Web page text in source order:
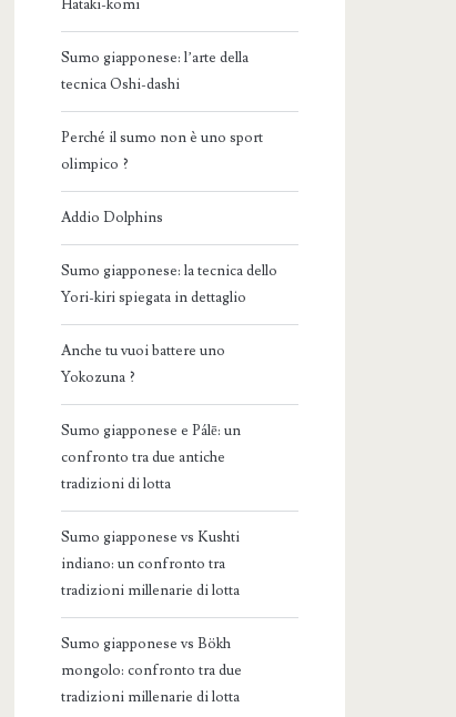
Hataki-komi
Sumo giapponese: l’arte della
tecnica Oshi-dashi
Perché il sumo non è uno sport
olimpico ?
Addio Dolphins
Sumo giapponese: la tecnica dello
Yori-kiri spiegata in dettaglio
Anche tu vuoi battere uno
Yokozuna ?
Sumo giapponese e Pálē: un
confronto tra due antiche
tradizioni di lotta
Sumo giapponese vs Kushti
indiano: un confronto tra
tradizioni millenarie di lotta
Sumo giapponese vs Bökh
mongolo: confronto tra due
tradizioni millenarie di lotta